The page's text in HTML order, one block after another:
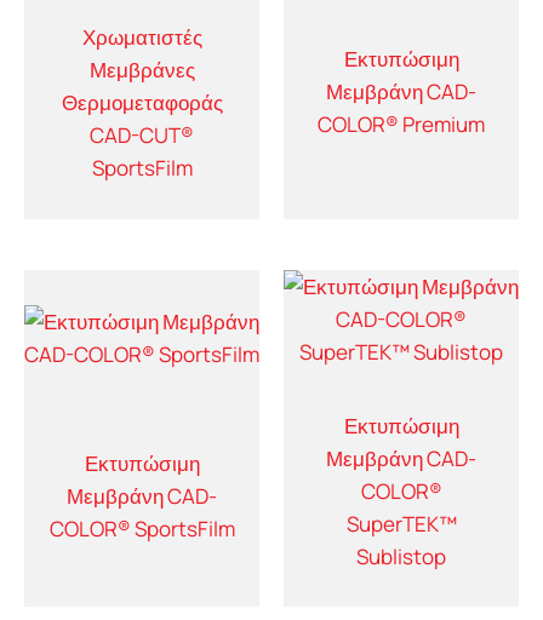
Χρωματιστές
Μεμβράνες
Θερμομεταφοράς
CAD-CUT®
SportsFilm
Εκτυπώσιμη
Μεμβράνη CAD-
COLOR® Premium
Εκτυπώσιμη
Μεμβράνη CAD-
COLOR® SportsFilm
Εκτυπώσιμη
Μεμβράνη CAD-
COLOR®
SuperTEK™
Sublistop